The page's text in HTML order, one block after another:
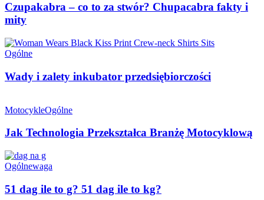
Czupakabra – co to za stwór? Chupacabra fakty i
mity
Ogólne
Wady i zalety inkubator przedsiębiorczości
MotocykleOgólne
Jak Technologia Przekształca Branżę Motocyklową
Ogólnewaga
51 dag ile to g? 51 dag ile to kg?